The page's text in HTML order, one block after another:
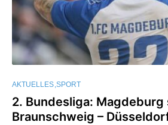
AKTUELLES SPORT
2. Bundesliga: Magdeburg
Braunschweig –